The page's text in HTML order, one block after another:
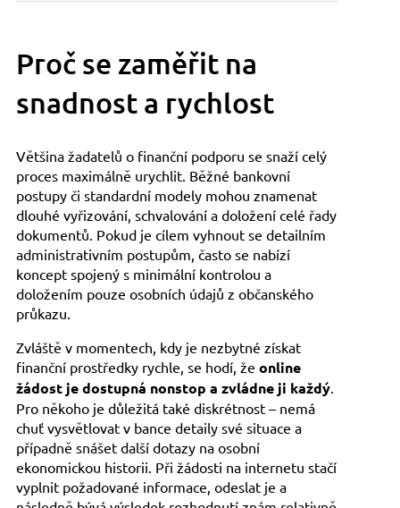
Proč se zaměřit na
snadnost a rychlost
Většina žadatelů o finanční podporu se snaží celý
proces maximálně urychlit. Běžné bankovní
postupy či standardní modely mohou znamenat
dlouhé vyřizování, schvalování a doložení celé řady
dokumentů. Pokud je cílem vyhnout se detailním
administrativním postupům, často se nabízí
koncept spojený s minimální kontrolou a
doložením pouze osobních údajů z občanského
průkazu.
Zvláště v momentech, kdy je nezbytné získat
finanční prostředky rychle, se hodí, že online
žádost je dostupná nonstop a zvládne ji každý.
Pro někoho je důležitá také diskrétnost – nemá
chuť vysvětlovat v bance detaily své situace a
případně snášet další dotazy na osobní
ekonomickou historii. Při žádosti na internetu stačí
vyplnit požadované informace, odeslat je a